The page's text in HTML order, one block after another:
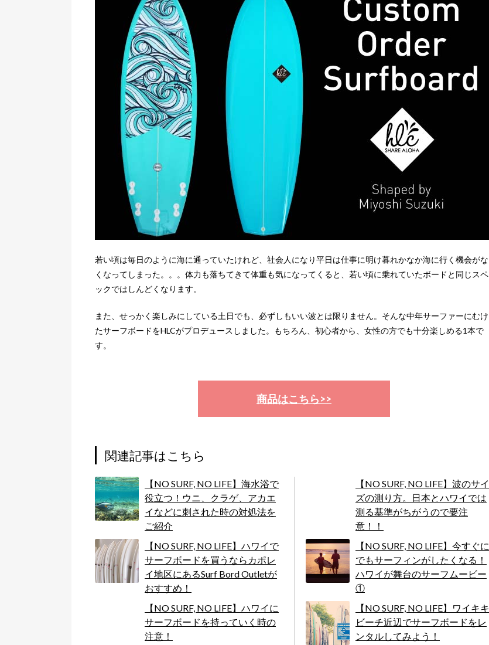
若い頃は毎日のように海に通っていたけれど、社会人になり平日は仕事に明け暮れかなか海に行く機会がな
くなってしまった。。。体力も落ちてきて体重も気になってくると、若い頃に乗れていたボードと同じスペ
ックではしんどくなります。
また、せっかく楽しみにしている土日でも、必ずしもいい波とは限りません。そんな中年サーファーにむけ
たサーフボードをHLCがプロデュースしました。もちろん、初心者から、女性の方でも十分楽しめる1本で
す。
商品はこちら>>
関連記事はこちら
【NO SURF, NO LIFE】海水浴で
役立つ！ウニ、クラゲ、アカエ
イなどに刺された時の対処法を
ご紹介
【NO SURF, NO LIFE】ハワイで
サーフボードを買うならカポレ
イ地区にあるSurf Bord Outletが
おすすめ！
【NO SURF, NO LIFE】ハワイに
サーフボードを持っていく時の
注意！
【NO SURF, NO LIFE】波のサイ
ズの測り方。日本とハワイでは
測る基準がちがうので要注
意！！
【NO SURF, NO LIFE】今すぐに
でもサーフィンがしたくなる！
ハワイが舞台のサーフムービー
①
【NO SURF, NO LIFE】ワイキキ
ビーチ近辺でサーフボードをレ
ンタルしてみよう！